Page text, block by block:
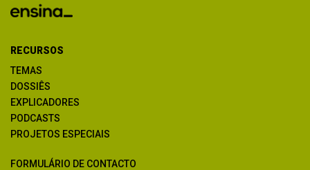
RECURSOS
TEMAS
DOSSIÊS
EXPLICADORES
PODCASTS
PROJETOS ESPECIAIS
FORMULÁRIO DE CONTACTO